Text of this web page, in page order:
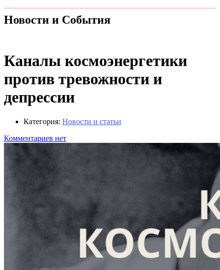
Новости и События
Каналы космоэнергетики
против тревожности и
депрессии
Категория: Новости и статьи
Комментариев нет